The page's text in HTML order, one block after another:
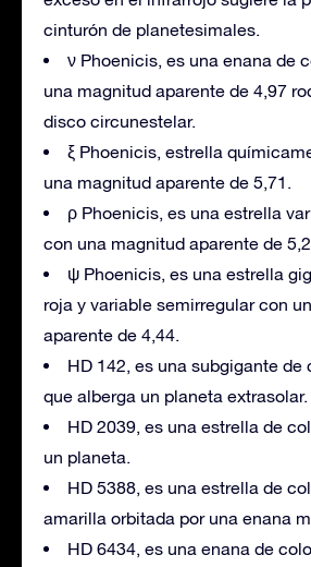
cinturón de planetesimales.
ν Phoenicis, es una enana de
una magnitud aparente de 4,97
disco circunestelar.
ξ Phoenicis, estrella
una magnitud aparente de 5,71.
ρ Phoenicis, es una estrella
con una magnitud aparente de
ψ Phoenicis, es una estrella
roja y variable semirregular con
aparente de 4,44.
HD 142, es una subgigante de
que alberga un planeta extrasolar.
HD 2039, es una estrella de
un planeta.
HD 5388, es una estrella de
amarilla orbitada por una enana
HD 6434, es una enana de